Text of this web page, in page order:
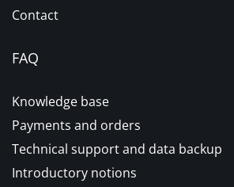
Contact
FAQ
Knowledge base
Payments and orders
Technical support and data backup
Introductory notions